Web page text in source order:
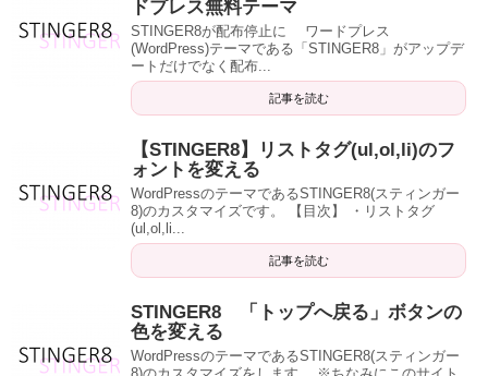
ドプレス無料テーマ
STINGER8が配布停止に ワードプレス
(WordPress)テーマである「STINGER8」がアップデ
ートだけでなく配布...
記事を読む
【STINGER8】リストタグ(ul,ol,li)のフ
ォントを変える
WordPressのテーマであるSTINGER8(スティンガー
8)のカスタマイズです。 【目次】 ・リストタグ
(ul,ol,li...
記事を読む
STINGER8 「トップへ戻る」ボタンの
色を変える
WordPressのテーマであるSTINGER8(スティンガー